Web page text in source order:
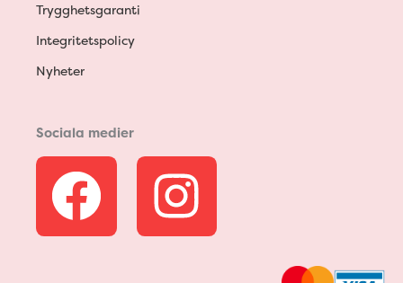
Trygghetsgaranti
Integritetspolicy
Nyheter
Sociala medier
F
a
I
n